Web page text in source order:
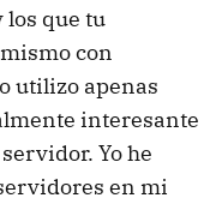
los que tu
con
utilizo apenas
interesante
Yo he
en mi